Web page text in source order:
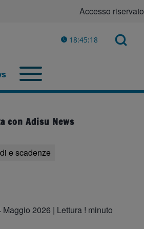
Menu profilo
Accesso riservato
Open
Open Search
18:45:18
Toggle main menu
con Adisu News
e scadenze
Maggio 2026 | Lettura ! minuto